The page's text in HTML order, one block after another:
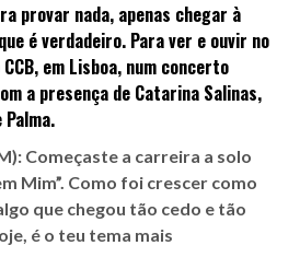
provar nada, apenas chegar à
é verdadeiro. Para ver e ouvir no
em Lisboa, num concerto
a presença de Catarina Salinas,
Começaste a carreira a solo
Mim”. Como foi crescer como
que chegou tão cedo e tão
é o teu tema mais